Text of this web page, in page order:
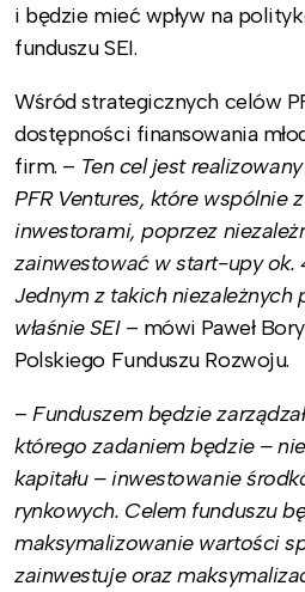
i będzie mieć wpływ na
funduszu SEI.
Wśród strategicznych celów
dostępności finansowania
firm. – Ten cel jest
PFR Ventures, które wspólnie
inwestorami, poprzez
zainwestować w start-upy ok.
Jednym z takich
właśnie SEI– mówi Paweł
Polskiego Funduszu Rozwoju.
–Funduszem będzie
którego zadaniem będzie –
kapitału – inwestowanie
rynkowych. Celem funduszu
maksymalizowanie wartości
zainwestuje oraz